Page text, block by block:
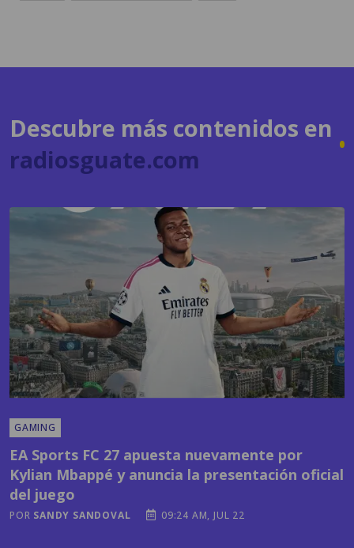
radiosguate.com
GAMING
Kylian Mbappé y anuncia la presentación oficial
del juego
PORSANDY SANDOVAL 09:24 AM, JUL 22